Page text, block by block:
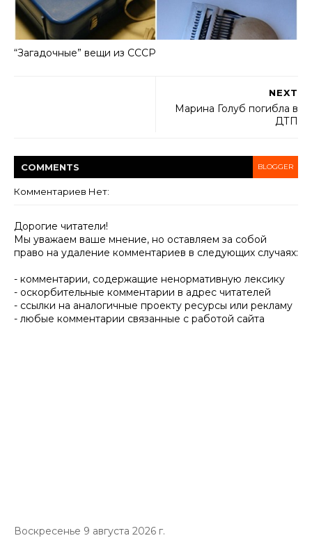
“Загадочные” вещи из СССР
NEXT
Марина Голуб погибла в
ДТП
COMMENTS BLOGGER
Комментариев Нет:
Дорогие читатели!
Мы уважаем ваше мнение, но оставляем за собой
право на удаление комментариев в следующих случаях:
- комментарии, содержащие ненормативную лексику
- оскорбительные комментарии в адрес читателей
- ссылки на аналогичные проекту ресурсы или рекламу
- любые комментарии связанные с работой сайта
Воскресенье 9 августа 2026 г.